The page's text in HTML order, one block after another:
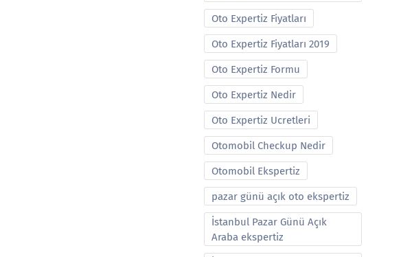
Oto Expertiz Fiyatları
Oto Expertiz Fiyatları 2019
Oto Expertiz Formu
Oto Expertiz Nedir
Oto Expertiz Ucretleri
Otomobil Checkup Nedir
Otomobil Ekspertiz
pazar günü açık oto ekspertiz
İstanbul Pazar Günü Açık
Araba ekspertiz